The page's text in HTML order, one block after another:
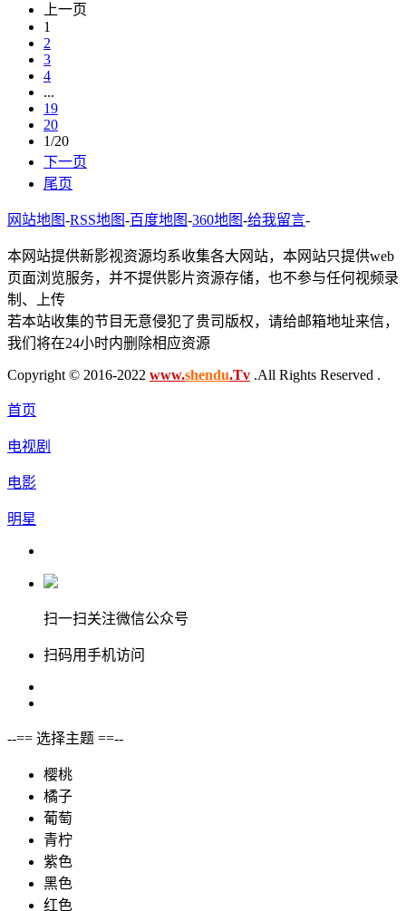
上一页
1
2
3
4
...
19
20
1/20
下一页
尾页
网站地图-RSS地图-百度地图-360地图-给我留言-
本网站提供新影视资源均系收集各大网站，本网站只提供web
页面浏览服务，并不提供影片资源存储，也不参与任何视频录
制、上传
若本站收集的节目无意侵犯了贵司版权，请给邮箱地址来信，
我们将在24小时内删除相应资源
Copyright © 2016-2022 www.shendu.Tv .All Rights Reserved .
首页
电视剧
电影
明星
扫一扫关注微信公众号
扫码用手机访问
--== 选择主题 ==--
樱桃
橘子
葡萄
青柠
紫色
黑色
红色